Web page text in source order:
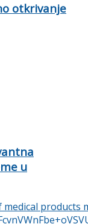
otkrivanje
u